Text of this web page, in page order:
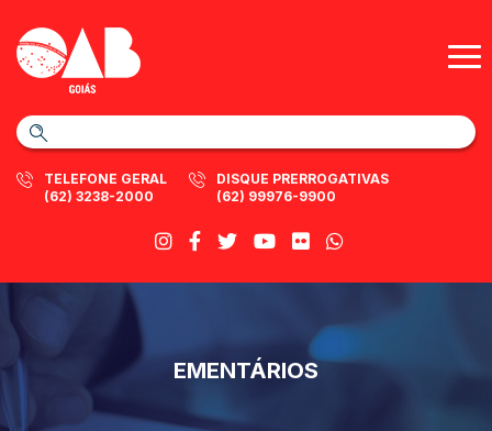
TELEFONE GERAL
(62) 3238-2000
DISQUE PRERROGATIVAS
(62) 99976-9900
EMENTÁRIOS